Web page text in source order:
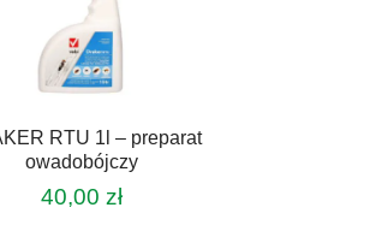
RTU 1l – preparat
owadobójczy
40,00zł